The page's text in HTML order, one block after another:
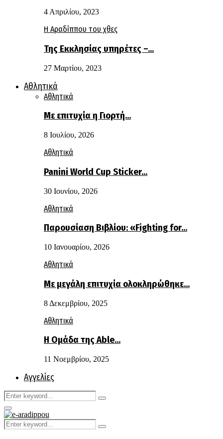
4 Απριλίου, 2023
Η Αραδίππου του χθες
Της Εκκλησίας υπηρέτες –…
27 Μαρτίου, 2023
Αθλητικά
Αθλητικά
Με επιτυχία η Γιορτή…
8 Ιουλίου, 2026
Αθλητικά
Panini World Cup Sticker…
30 Ιουνίου, 2026
Αθλητικά
Παρουσίαση Βιβλίου: «Fighting for…
10 Ιανουαρίου, 2026
Αθλητικά
Με μεγάλη επιτυχία ολοκληρώθηκε…
8 Δεκεμβρίου, 2025
Αθλητικά
Η Ομάδα της Able…
11 Νοεμβρίου, 2025
Αγγελίες
Search
for:
Search
Primary
Menu
Search
for:
Search